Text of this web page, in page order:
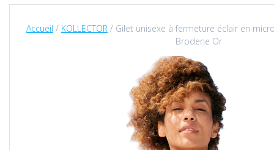
Accueil / KOLLECTOR / Gilet unisexe à fermeture éclair en
Broderie Or